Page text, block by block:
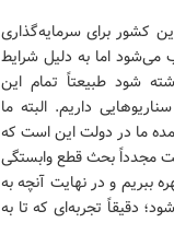
کشور برای سرمایه‌گذاری
اما به دلیل شرایط
شود طبیعتاً تمام این
داریم. البته ما
ما در دولت این است که
مجدداً بحث قطع وابستگی
ببریم و در نهایت آنچه به
دقیقاً تجربه‌ای که تا به